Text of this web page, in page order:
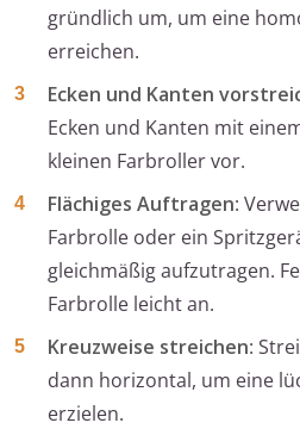
gründlich um, um eine
erreichen.
Ecken und Kanten
Ecken und Kanten mit
kleinen Farbroller vor.
Flächiges Auftragen:
Farbrolle oder ein
gleichmäßig aufzutragen.
Farbrolle leicht an.
Kreuzweise streichen:
dann horizontal, um eine
erzielen.